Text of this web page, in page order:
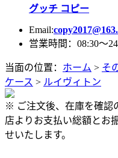
グッチ コピー
Email:
営業時間：08:30～
当面の位置： ホーム > そ
ケース > ルイヴィトン
※ ご注文後、在庫を確認
店よりお支払い総額とお
せいたします。